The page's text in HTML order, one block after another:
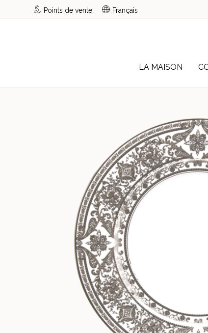
Points de vente Français
LA MAISON